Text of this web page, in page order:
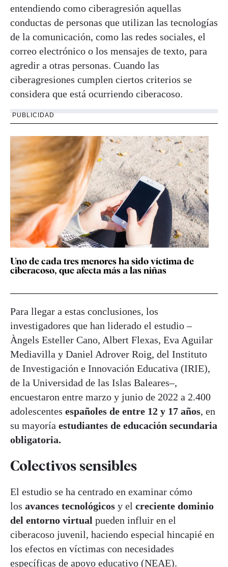
entendiendo como ciberagresión aquellas
conductas de personas que utilizan las tecnologías
de la comunicación, como las redes sociales, el
correo electrónico o los mensajes de texto, para
agredir a otras personas. Cuando las
ciberagresiones cumplen ciertos criterios se
considera que está ocurriendo ciberacoso.
PUBLICIDAD
Uno de cada tres menores ha sido víctima de
ciberacoso, que afecta más a las niñas
Para llegar a estas conclusiones, los
investigadores que han liderado el estudio –
Àngels Esteller Cano, Albert Flexas, Eva Aguilar
Mediavilla y Daniel Adrover Roig, del Instituto
de Investigación e Innovación Educativa (IRIE),
de la Universidad de las Islas Baleares–,
encuestaron entre marzo y junio de 2022 a 2.400
adolescentes españoles de entre 12 y 17 años, en
su mayoría estudiantes de educación secundaria
obligatoria.
Colectivos sensibles
El estudio se ha centrado en examinar cómo
los avances tecnológicos y el creciente dominio
del entorno virtual pueden influir en el
ciberacoso juvenil, haciendo especial hincapié en
los efectos en víctimas con necesidades
específicas de apoyo educativo (NEAE).